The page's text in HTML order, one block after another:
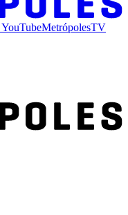
YouTubeMetrópolesTV